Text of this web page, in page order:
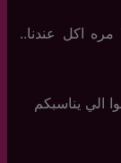
مره اكل عندنا..
الي يناسبكم